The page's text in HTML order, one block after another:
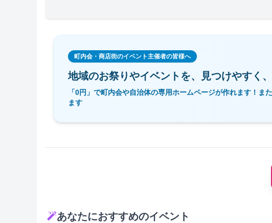
町内会・商店街のイベント主催者の皆様へ
地域のお祭りやイベントを、 見つけやすく
「0円」で町内会や自治体の専用ホームページが作れます！
ます
あなたにおすすめのイベント